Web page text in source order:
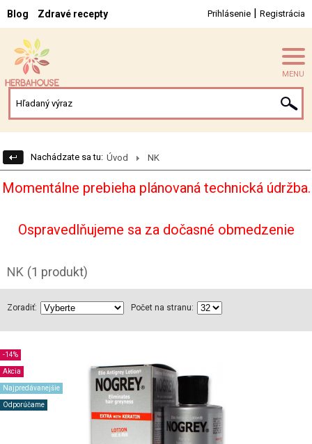
Blog Zdravé recepty Prihlásenie | Registrácia
MENU
Nachádzate sa tu: Úvod NK
Momentálne prebieha plánovaná technická údržba.
Ospravedlňujeme sa za dočasné obmedzenie
NK (1 produkt)
Zoradiť: Počet na stranu:
-14%
Akcia
Najpredávanejšie
Odporúčame